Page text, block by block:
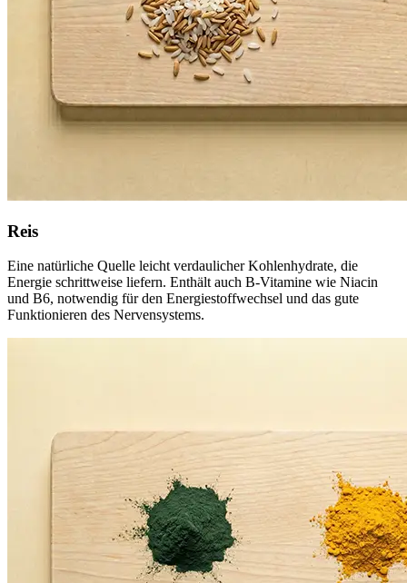
Reis
Eine natürliche Quelle leicht verdaulicher Kohlenhydrate, die
Energie schrittweise liefern. Enthält auch B-Vitamine wie Niacin
und B6, notwendig für den Energiestoffwechsel und das gute
Funktionieren des Nervensystems.